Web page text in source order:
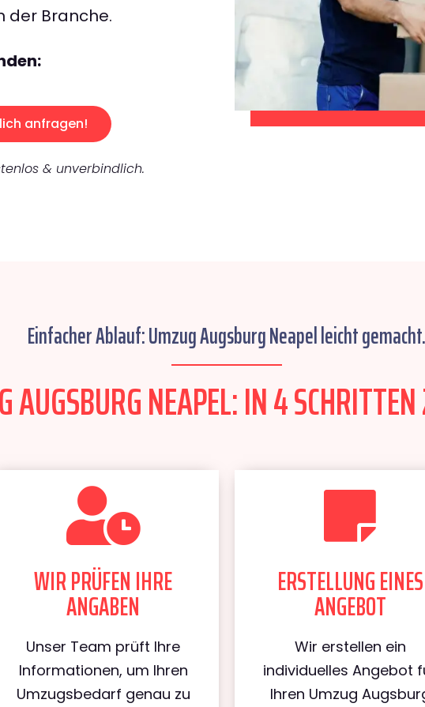
der Branche.
anfragen!
& unverbindlich.
Einfacher Ablauf: Umzug Augsburg Neapel leicht gemacht.
AUGSBURG NEAPEL: IN 4
WIR PRÜFEN IHRE
ANGABEN
Unser Team prüft Ihre
Informationen, um Ihren
Umzugsbedarf genau zu
ERSTELLUNG EINES
ANGEBOT
Wir erstellen ein
individuelles Angebot
Ihren Umzug